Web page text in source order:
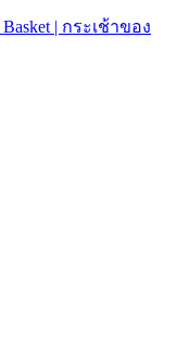
Basket | กระเช้าของ